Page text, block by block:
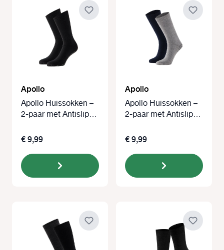
Apollo
Apollo Huissokken –
2-paar met Antislip
€ 9,99
Apollo
Apollo Huissokken –
2-paar met Antislip
€ 9,99